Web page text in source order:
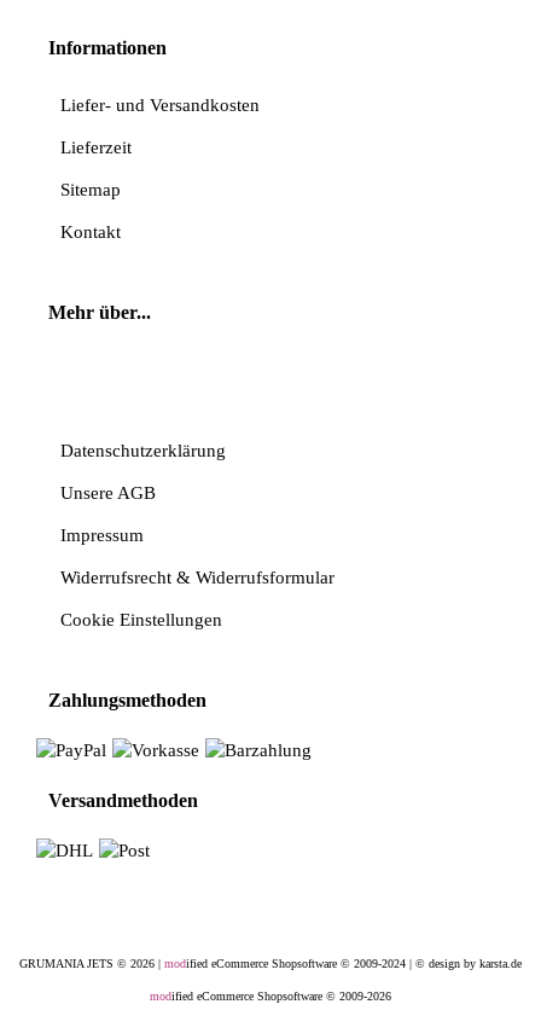
Informationen
Liefer- und Versandkosten
Lieferzeit
Sitemap
Kontakt
Mehr über...
Datenschutzerklärung
Unsere AGB
Impressum
Widerrufsrecht & Widerrufsformular
Cookie Einstellungen
Zahlungsmethoden
Versandmethoden
GRUMANIA JETS © 2026 | modified eCommerce Shopsoftware © 2009-2024 | © design by karsta.de
modified eCommerce Shopsoftware © 2009-2026